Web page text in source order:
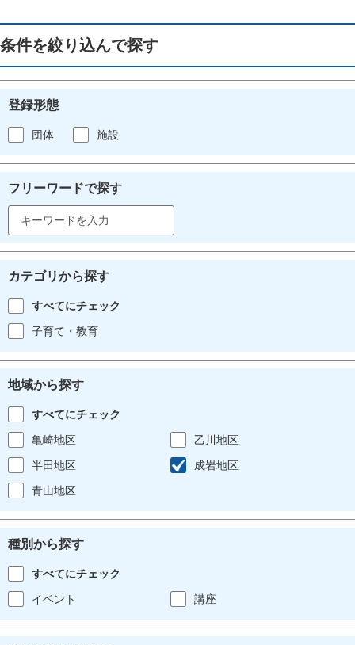
条件を絞り込んで探す
登録形態
団体 施設
フリーワードで探す
カテゴリから探す
すべてにチェック
子育て・教育
地域から探す
すべてにチェック
亀崎地区
乙川地区
半田地区
成岩地区
青山地区
種別から探す
すべてにチェック
イベント
講座